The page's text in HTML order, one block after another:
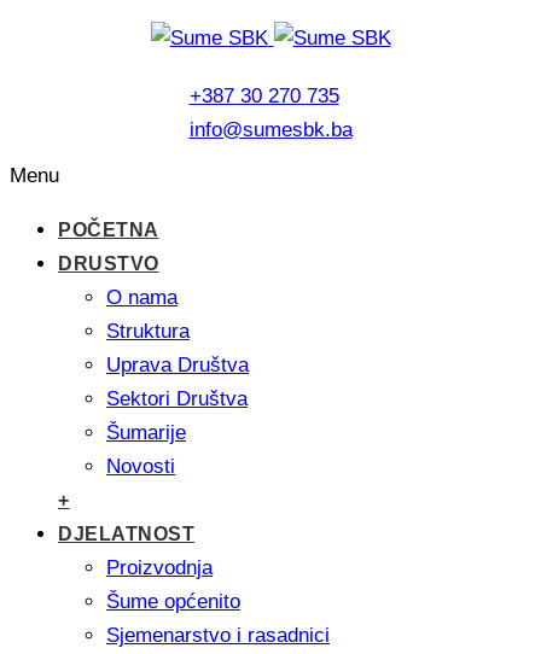
+387 30 270 735
info@sumesbk.ba
Menu
POČETNA
DRUSTVO
O nama
Struktura
Uprava Društva
Sektori Društva
Šumarije
Novosti
+
DJELATNOST
Proizvodnja
Šume općenito
Sjemenarstvo i rasadnici